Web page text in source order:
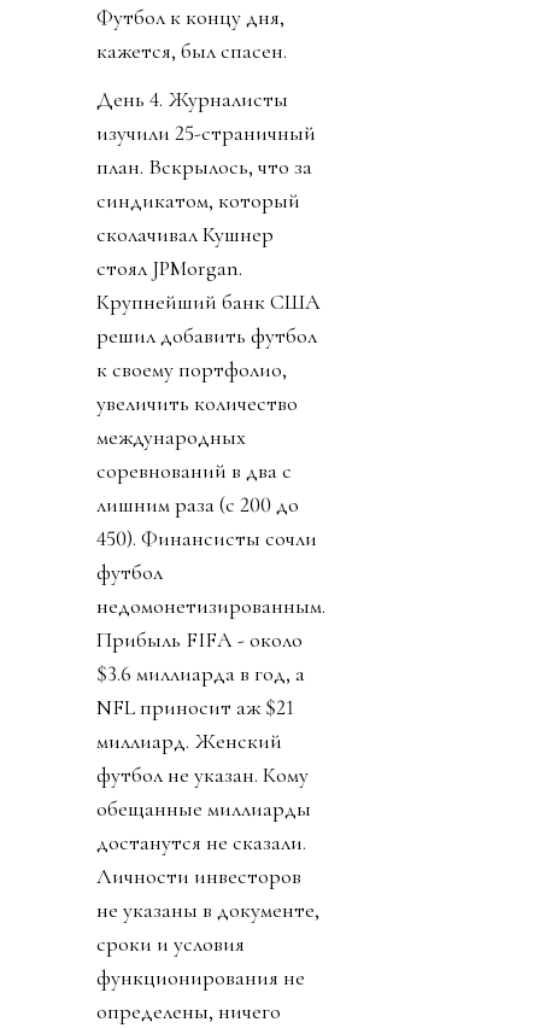
Футбол к концу дня,
кажется, был спасен.
День 4. Журналисты
изучили 25-страничный
план. Вскрылось, что за
синдикатом, который
сколачивал Кушнер
стоял JPMorgan.
Крупнейший банк США
решил добавить футбол
к своему портфолио,
увеличить количество
международных
соревнований в два с
лишним раза (с 200 до
450). Финансисты сочли
футбол
недомонетизированным.
Прибыль FIFA - около
$3.6 миллиарда в год, а
NFL приносит аж $21
миллиард. Женский
футбол не указан. Кому
обещанные миллиарды
достанутся не сказали.
Личности инвесторов
не указаны в документе,
сроки и условия
функционирования не
определены, ничего